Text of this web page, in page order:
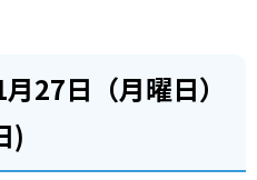
27日（月曜日）
)